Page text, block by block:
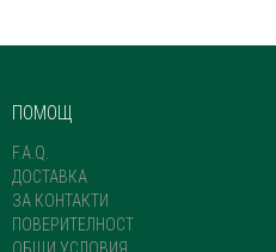
ПОМОЩ
F.A.Q.
ДОСТАВКА
ЗА КОНТАКТИ
ПОВЕРИТЕЛНОСТ